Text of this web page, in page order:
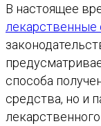
В настоящее
лекарственные
способа
средства, но и